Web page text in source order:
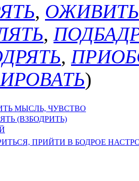
, ОЖИВИТЬ
,
,
)
МЫСЛЬ, ЧУВСТВО
(ВЗБОДРИТЬ)
ПРИЙТИ В БОДРОЕ